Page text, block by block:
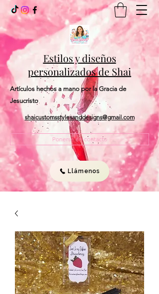
Estilos y diseños
personalizados de Shai
Artículos hechos a mano por la Gracia de
Jesucristo
shaicustomsstylesanddesigns@gmail.com
Ponerse en contacto
Llámenos